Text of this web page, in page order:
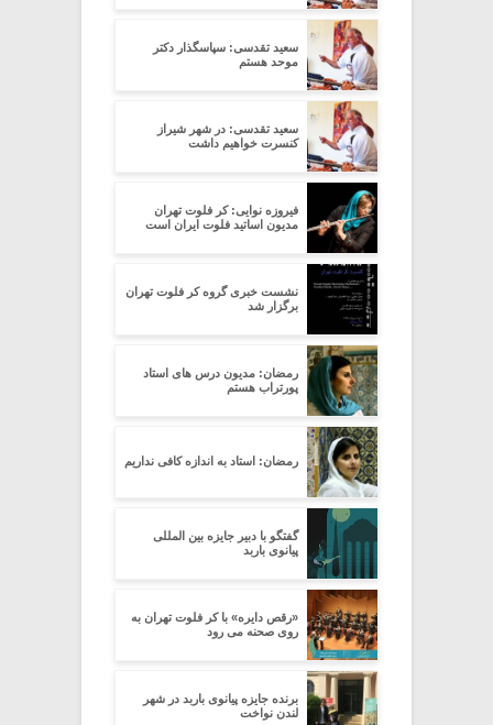
سعید تقدسی: سپاسگذار دکتر
موحد هستم
سعید تقدسی: در شهر شیراز
کنسرت خواهیم داشت
فیروزه نوایی: کر فلوت تهران
مدیون اساتید فلوت ایران است
نشست خبری گروه کر فلوت تهران
برگزار شد
رمضان: مدیون درس های استاد
پورتراب هستم
رمضان: استاد به اندازه کافی نداریم
گفتگو با دبیر جایزه بین المللی
پیانوی باربد
«رقص دایره» با کر فلوت تهران به
روی صحنه می رود
برنده جایزه پیانوی باربد در شهر
لندن نواخت